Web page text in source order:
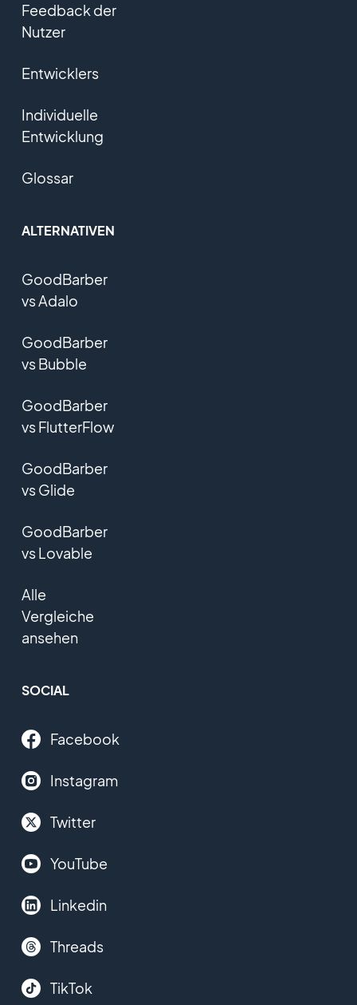
Feedback der
Nutzer
Entwicklers
Individuelle
Entwicklung
Glossar
ALTERNATIVEN
GoodBarber
vs Adalo
GoodBarber
vs Bubble
GoodBarber
vs FlutterFlow
GoodBarber
vs Glide
GoodBarber
vs Lovable
Alle
Vergleiche
ansehen
SOCIAL
Facebook
Instagram
Twitter
YouTube
Linkedin
Threads
TikTok